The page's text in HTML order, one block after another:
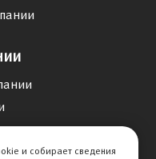
и собирает сведения